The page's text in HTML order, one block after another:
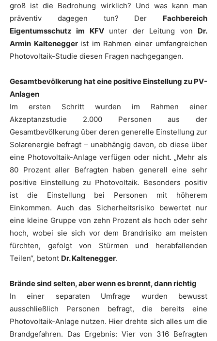
groß ist die Bedrohung wirklich? Und was kann man
präventiv dagegen tun? Der Fachbereich
Eigentumsschutz im KFVunter der Leitung von Dr.
Armin Kaltenegger ist im Rahmen einer umfangreichen
Photovoltaik-Studie diesen Fragen nachgegangen.
Gesamtbevölkerung hat eine positive Einstellung zu PV-
Anlagen
Im ersten Schritt wurden im Rahmen einer
Akzeptanzstudie 2.000 Personen aus der
Gesamtbevölkerung über deren generelle Einstellung zur
Solarenergie befragt – unabhängig davon, ob diese über
eine Photovoltaik-Anlage verfügen oder nicht. „Mehr als
80 Prozent aller Befragten haben generell eine sehr
positive Einstellung zu Photovoltaik. Besonders positiv
ist die Einstellung bei Personen mit höherem
Einkommen. Auch das Sicherheitsrisiko bewertet nur
eine kleine Gruppe von zehn Prozent als hoch oder sehr
hoch, wobei sie sich vor dem Brandrisiko am meisten
fürchten, gefolgt von Stürmen und herabfallenden
Teilen“, betont Dr. Kaltenegger.
Brände sind selten, aber wenn es brennt, dann richtig
In einer separaten Umfrage wurden bewusst
ausschließlich Personen befragt, die bereits eine
Photovoltaik-Anlage nutzen. Hier drehte sich alles um die
Brandgefahren. Das Ergebnis: Vier von 316 Befragten